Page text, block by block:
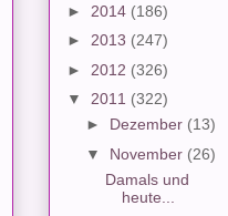
► 2014 (186)
► 2013 (247)
► 2012 (326)
▼ 2011 (322)
► Dezember (13)
▼ November (26)
Damals und
heute...